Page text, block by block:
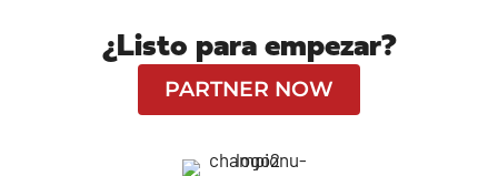
¿Listo para empezar?
PARTNER NOW